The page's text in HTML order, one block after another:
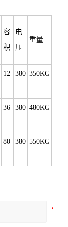
容
积
电
压
重量
12 380 350KG
36 380 480KG
80 380 550KG